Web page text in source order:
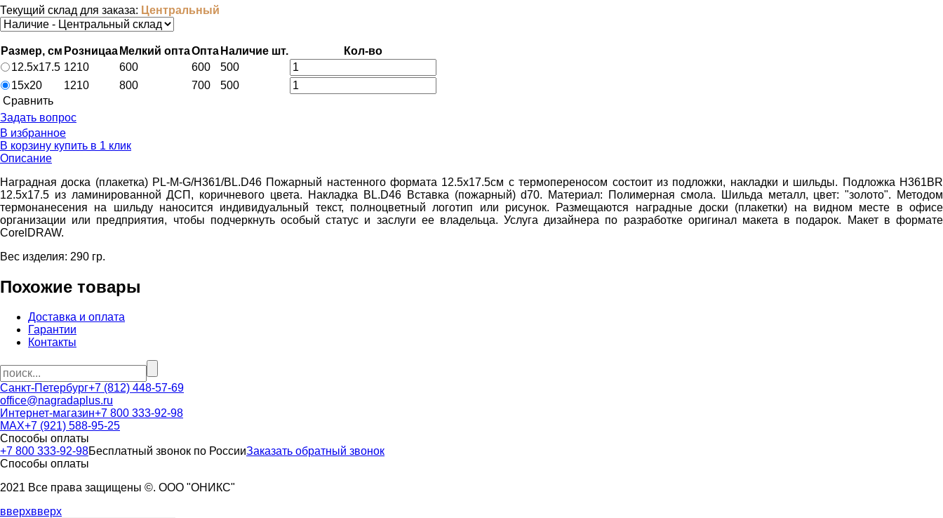
Текущий склад для заказа: Центральный
Размер, см Розницаa Мелкий оптaОптa Наличие шт.
Кол-во
12.5х17.5 1210 600 600
500
15х20
1210 800 700
500
Cравнить
Задать вопрос
В избранное
В корзину купить в 1 клик
Описание
Наградная доска (плакетка) PL-M-G/Н361/BL.D46 Пожарный настенного формата 12.5х17.5см с термопереносом состоит из подложки, накладки и шильды. Подложка H361BR
12.5х17.5 из ламинированной ДСП, коричневого цвета. Накладка BL.D46 Вставка (пожарный) d70. Материал: Полимерная смола. Шильда металл, цвет: "золото". Методом
термонанесения на шильду наносится индивидуальный текст, полноцветный логотип или рисунок. Размещаются наградные доски (плакетки) на видном месте в офисе
организации или предприятия, чтобы подчеркнуть особый статус и заслуги ее владельца. Услуга дизайнера по разработке оригинал макета в подарок. Макет в формате
CorelDRAW.
Вес изделия: 290 гр.
Похожие товары
Доставка и оплата
Гарантии
Контакты
Санкт-Петербург+7 (812) 448-57-69
office@nagradaplus.ru
Интернет-магазин+7 800 333-92-98
MAX+7 (921) 588-95-25
Способы оплаты
+7 800 333-92-98Бесплатный звонок по РоссииЗаказать обратный звонок
Способы оплаты
2021 Все права защищены ©. ООО "ОНИКС"
вверхвверх